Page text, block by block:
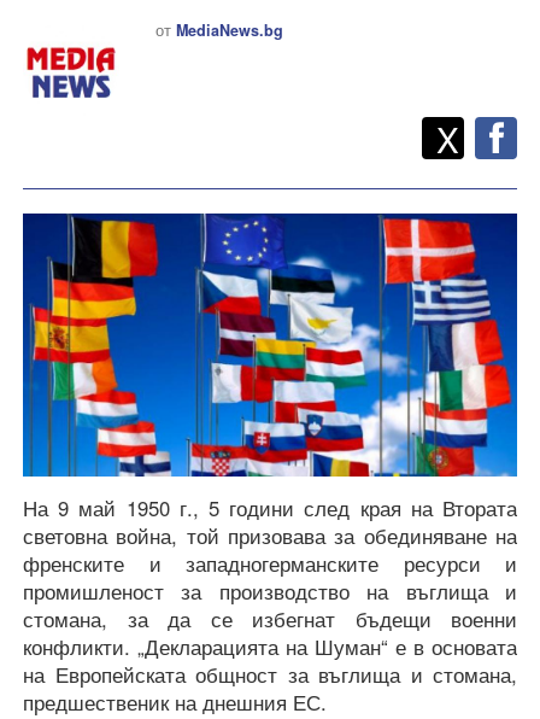
от MediaNews.bg
Споделете
X
На 9 май 1950 г., 5 години след края на Втората
световна война, той призовава за обединяване на
френските и западногерманските ресурси и
промишленост за производство на въглища и
стомана, за да се избегнат бъдещи военни
конфликти. „Декларацията на Шуман“ е в основата
на Европейската общност за въглища и стомана,
предшественик на днешния ЕС.